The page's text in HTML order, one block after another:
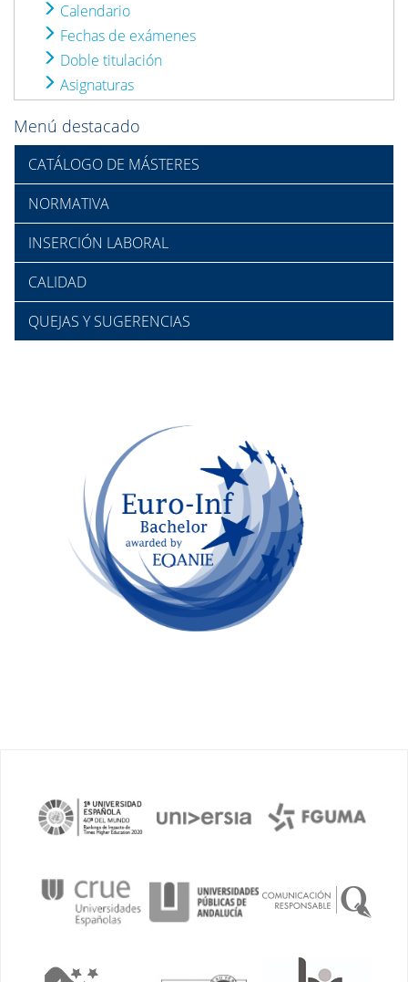
Calendario
Fechas de exámenes
Doble titulación
Asignaturas
Menú destacado
CATÁLOGO DE MÁSTERES
NORMATIVA
INSERCIÓN LABORAL
CALIDAD
QUEJAS Y SUGERENCIAS